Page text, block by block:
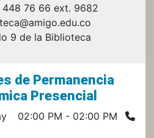
76 66 ext. 9682
9 de la Biblioteca
de Permanencia
Presencial
02:00 PM - 02:00 PM